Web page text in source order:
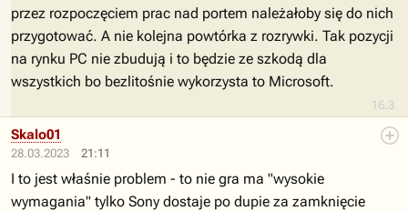
16.3
przez rozpoczęciem prac nad portem należałoby się do nich
przygotować. A nie kolejna powtórka z rozrywki. Tak pozycji
na rynku PC nie zbudują i to będzie ze szkodą dla
wszystkich bo bezlitośnie wykorzysta to Microsoft.
28.03.2023 21:11
Skalo01
I to jest właśnie problem - to nie gra ma "wysokie
wymagania" tylko Sony dostaje po dupie za zamknięcie